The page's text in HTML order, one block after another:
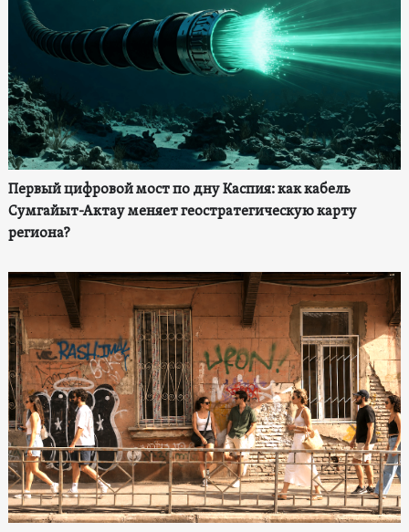
Первый цифровой мост по дну Каспия: как кабель
Сумгайыт-Актау меняет геостратегическую карту
региона?